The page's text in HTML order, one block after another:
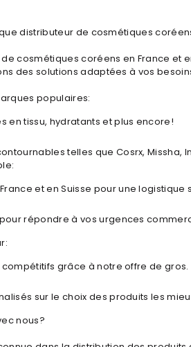
distributeur de cosmétiques
cosmétiques coréens en France et
des solutions adaptées à vos
populaires:
en tissu, hydratants et plus encore!
telles que Cosrx, Missha,
et en Suisse pour une logistique
répondre à vos urgences
grâce à notre offre de gros.
sur le choix des produits les
nous?